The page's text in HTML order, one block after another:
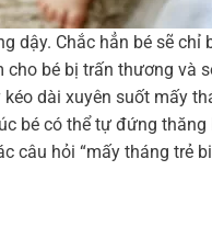
dậy. Chắc hẳn bé sẽ
bé bị trấn thương và
dài xuyên suốt mấy
bé có thể tự đứng
câu hỏi “mấy tháng trẻ